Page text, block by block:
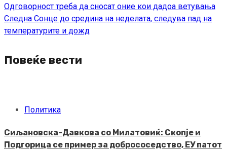
Одговорност треба да сносат оние кои дадоа ветувања
Следна Сонце до средина на неделата, следува пад на
температурите и дожд
Повеќе вести
Политика
Сиљановска-Давкова со Милатовиќ: Скопје и
Подгорица се пример за добрососедство, ЕУ патот